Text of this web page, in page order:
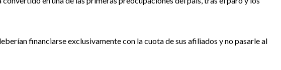
financiarse exclusivamente con la cuota de sus afiliados y no pasarle al